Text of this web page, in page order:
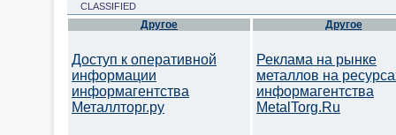
CLASSIFIED
Другое
Доступ к оперативной
информации
информагентства
Металлторг.ру
Другое
Реклама на рынке
металлов на
информагентства
MetalTorg.Ru